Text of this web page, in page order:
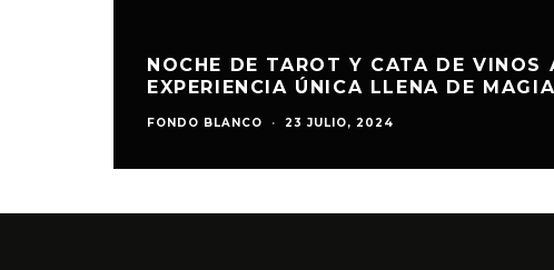
NOCHE DE TAROT Y CATA DE VINOS
EXPERIENCIA ÚNICA LLENA DE
FONDO BLANCO · 23 JULIO, 2024